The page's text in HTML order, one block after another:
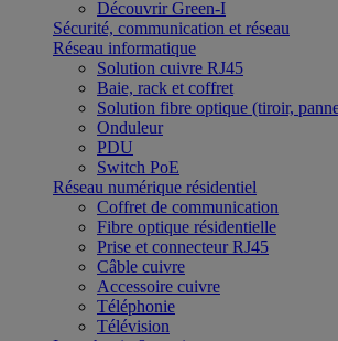
Découvrir Green-I
Sécurité, communication et réseau
Réseau informatique
Solution cuivre RJ45
Baie, rack et coffret
Solution fibre optique (tiroir,
Onduleur
PDU
Switch PoE
Réseau numérique résidentiel
Coffret de communication
Fibre optique résidentielle
Prise et connecteur RJ45
Câble cuivre
Accessoire cuivre
Téléphonie
Télévision